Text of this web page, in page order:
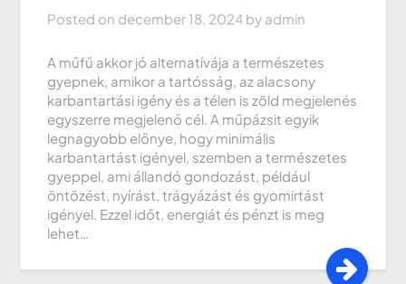
Posted on december 18, 2024 by admin
A műfű akkor jó alternatívája a természetes
gyepnek, amikor a tartósság, az alacsony
karbantartási igény és a télen is zöld megjelenés
egyszerre megjelenő cél. A műpázsit egyik
legnagyobb előnye, hogy minimális
karbantartást igényel, szemben a természetes
gyeppel, ami állandó gondozást, például
öntözést, nyírást, trágyázást és gyomirtást
igényel. Ezzel időt, energiát és pénzt is meg
lehet…